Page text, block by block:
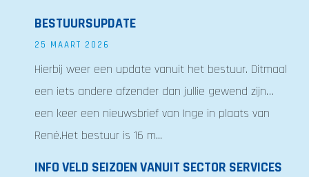
BESTUURSUPDATE
25 MAART 2026
Hierbij weer een update vanuit het bestuur. Ditmaal
een iets andere afzender dan jullie gewend zijn…
een keer een nieuwsbrief van Inge in plaats van
René.Het bestuur is 16 m...
INFO VELD SEIZOEN VANUIT SECTOR SERVICES